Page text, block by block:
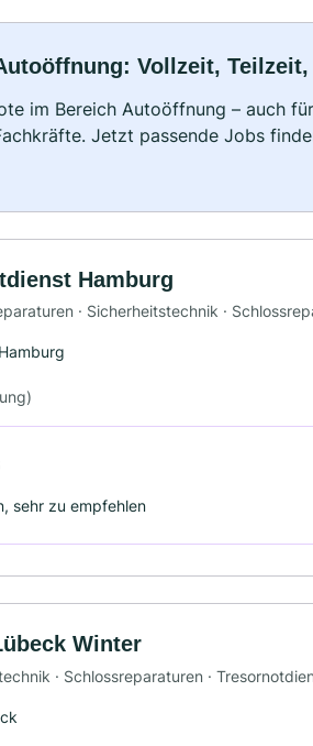
Vollzeit,
im Bereich Autoöffnung – auch
Jetzt passende Jobs
Hamburg
· Sicherheitstechnik ·
sehr zu empfehlen
Winter
· Schlossreparaturen ·